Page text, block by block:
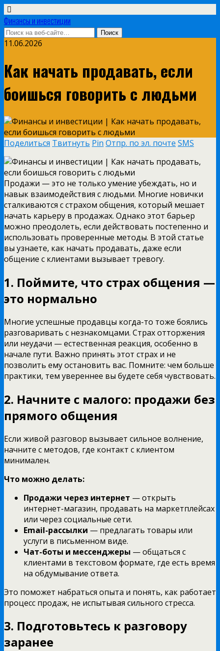
Финансы и инвестиции
11.06.2026
Как начать продавать, если
боишься говорить с людьми
Поделиться Твитнуть Pin Отпр. по эл. почте SMS
Продажи — это не только умение убеждать, но и
навык взаимодействия с людьми. Многие новички
сталкиваются с страхом общения, который мешает
начать карьеру в продажах. Однако этот барьер
можно преодолеть, если действовать постепенно и
использовать проверенные методы. В этой статье
вы узнаете, как начать продавать, даже если
общение с клиентами вызывает тревогу.
1. Поймите, что страх общения —
это нормально
Многие успешные продавцы когда-то тоже боялись
разговаривать с незнакомцами. Страх отторжения
или неудачи — естественная реакция, особенно в
начале пути. Важно принять этот страх и не
позволить ему остановить вас. Помните: чем больше
практики, тем увереннее вы будете себя чувствовать.
2. Начните с малого: продажи без
прямого общения
Если живой разговор вызывает сильное волнение,
начните с методов, где контакт с клиентом
минимален.
Что можно делать:
Продажи через интернет — открыть
интернет-магазин, продавать на маркетплейсах
или через социальные сети.
Email-рассылки — предлагать товары или
услуги в письменном виде.
Чат-боты и мессенджеры — общаться с
клиентами в текстовом формате, где есть время
на обдумывание ответа.
Это поможет набраться опыта и понять, как работает
процесс продаж, не испытывая сильного стресса.
3. Подготовьтесь к разговору
заранее